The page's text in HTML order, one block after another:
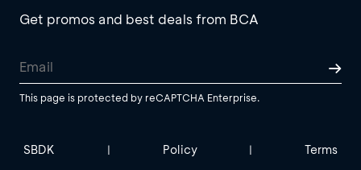
Get promos and best deals from BCA
This page is protected by reCAPTCHA Enterprise.
SBDK | Policy | Terms